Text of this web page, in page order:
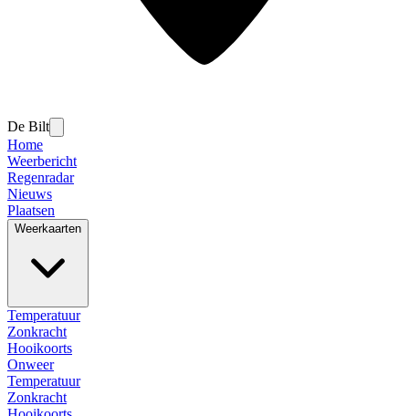
De Bilt
Home
Weerbericht
Regenradar
Nieuws
Plaatsen
Weerkaarten
Temperatuur
Zonkracht
Hooikoorts
Onweer
Temperatuur
Zonkracht